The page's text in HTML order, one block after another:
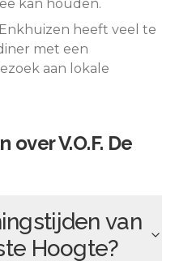
kan houden.
Enkhuizen heeft veel te
met een
aan lokale
overV.O.F. De
van
Hoogte?